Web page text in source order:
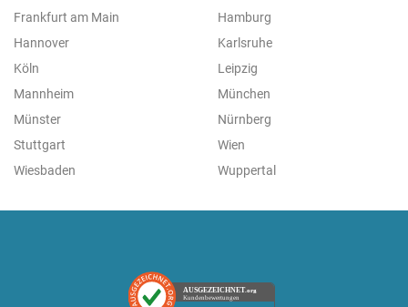
Frankfurt am Main
Hamburg
Hannover
Karlsruhe
Köln
Leipzig
Mannheim
München
Münster
Nürnberg
Stuttgart
Wien
Wiesbaden
Wuppertal
AUSGEZEICHNET.org
Kundenbewertungen